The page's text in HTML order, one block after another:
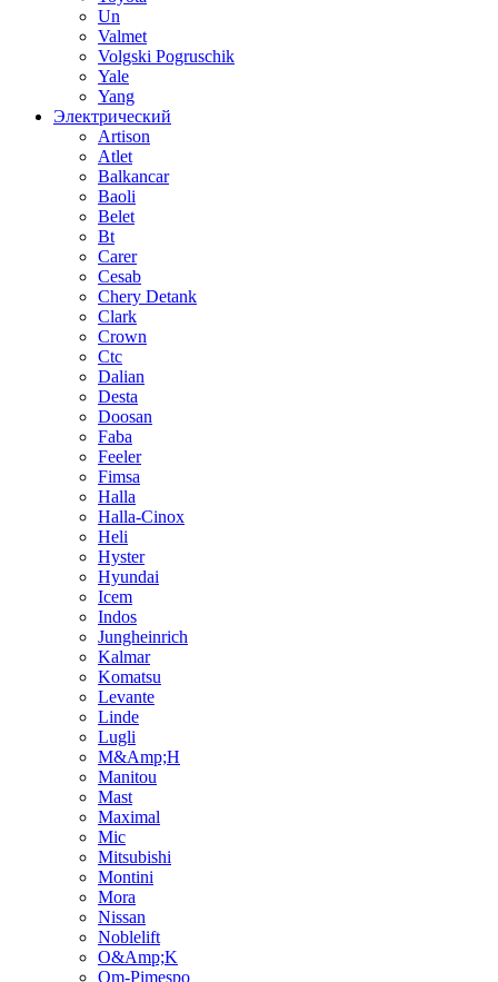
Un
Valmet
Volgski Pogruschik
Yale
Yang
Электрический
Artison
Atlet
Balkancar
Baoli
Belet
Bt
Carer
Cesab
Chery Detank
Clark
Crown
Ctc
Dalian
Desta
Doosan
Faba
Feeler
Fimsa
Halla
Halla-Cinox
Heli
Hyster
Hyundai
Icem
Indos
Jungheinrich
Kalmar
Komatsu
Levante
Linde
Lugli
M&Amp;H
Manitou
Mast
Maximal
Mic
Mitsubishi
Montini
Mora
Nissan
Noblelift
O&Amp;K
Om-Pimespo